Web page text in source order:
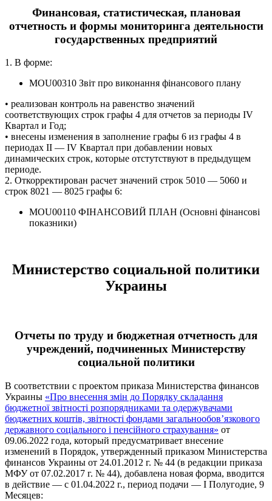
Финансовая, статистическая, плановая
отчетность и формы мониторинга деятельности
государственных предприятий
1. В форме:
MOU00310 Звіт про виконання фінансового плану
• реализован контроль на равенство значений
соответствующих строк графы 4 для отчетов за периоды IV
Квартал и Год;
• внесены изменения в заполнение графы 6 из графы 4 в
периодах ІІ — IV Квартал при добавлении новых
динамических строк, которые отстутствуют в предыдущем
периоде.
2. Откорректирован расчет значений строк 5010 — 5060 и
строк 8021 — 8025 графы 6:
MOU00110 ФІНАНСОВИЙ ПЛАН (Основні фінансові
показники)
Министерство социальной политики
Украины
Отчеты по труду и бюджетная отчетность для
учреждений, подчиненных Министерству
социальной политики
В соответствии с проектом приказа Министерства финансов
Украины «Про внесення змін до Порядку складання
бюджетної звітності розпорядниками та одержувачами
бюджетних коштів, звітності фондами загальнообов’язкового
державного соціального і пенсійного страхування» от
09.06.2022 года, который предусматривает внесение
изменений в Порядок, утвержденный приказом Министерства
финансов Украины от 24.01.2012 г. № 44 (в редакции приказа
МФУ от 07.02.2017 г. № 44), добавлена новая форма, вводится
в действие — с 01.04.2022 г., период подачи — І Полугодие, 9
Месяцев: